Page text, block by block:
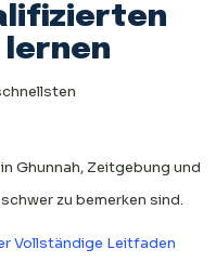
lernen
Ghunnah, Zeitgebung und
zu bemerken sind.
Vollständige Leitfaden